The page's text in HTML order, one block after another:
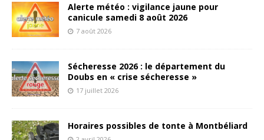
Alerte météo : vigilance jaune pour
canicule samedi 8 août 2026
7 août 2026
Sécheresse 2026 : le département du
Doubs en « crise sécheresse »
17 juillet 2026
Horaires possibles de tonte à Montbéliard